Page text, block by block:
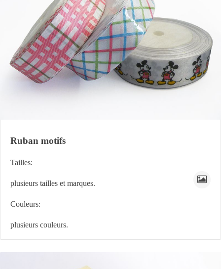
Ruban motifs
Tailles:
plusieurs tailles et marques.
Couleurs:
plusieurs couleurs.